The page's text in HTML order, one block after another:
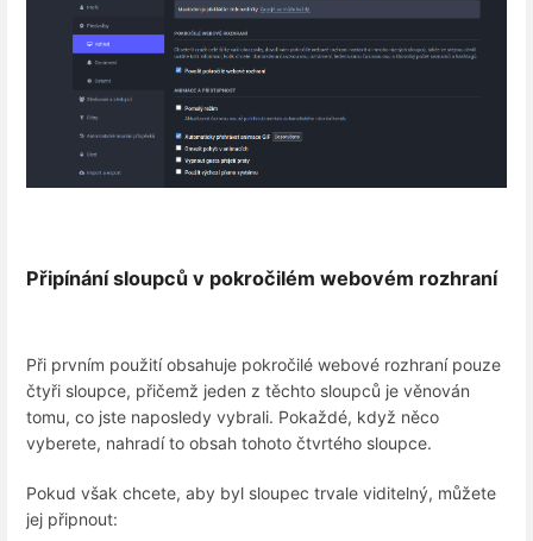
Připínání sloupců v pokročilém webovém rozhraní
Při prvním použití obsahuje pokročilé webové rozhraní pouze
čtyři sloupce, přičemž jeden z těchto sloupců je věnován
tomu, co jste naposledy vybrali. Pokaždé, když něco
vyberete, nahradí to obsah tohoto čtvrtého sloupce.
Pokud však chcete, aby byl sloupec trvale viditelný, můžete
jej připnout: